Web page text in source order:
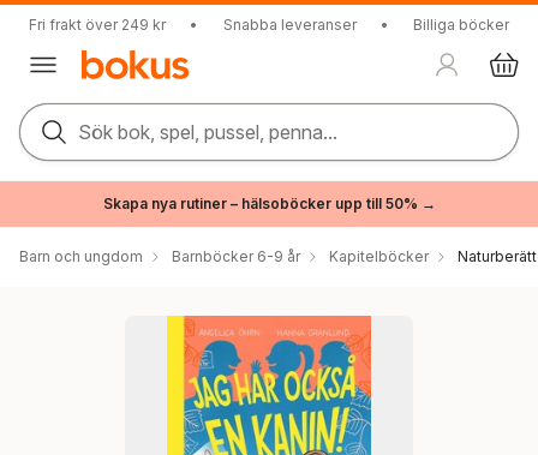
Fri frakt över 249 kr • Snabba leveranser • Billiga böcker
Sök bok, spel, pussel, penna...
Skapa nya rutiner – hälsoböcker upp till 50% →
Barn och ungdom Barnböcker 6-9 år Kapitelböcker